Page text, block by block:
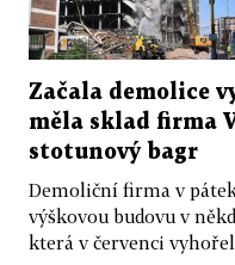
Začala demolice
měla sklad firma
stotunový bagr
Demoliční firma v
výškovou budovu v
která v červenci